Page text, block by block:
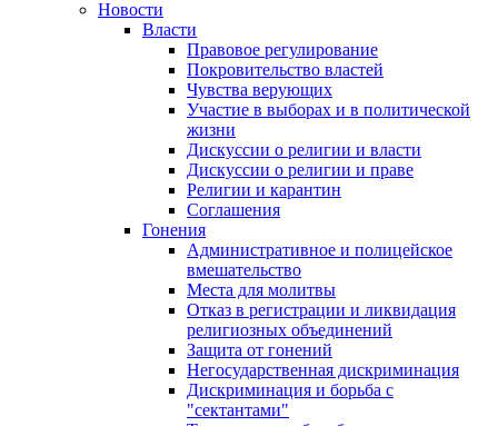
Новости
Власти
Правовое регулирование
Покровительство властей
Чувства верующих
Участие в выборах и в политической
жизни
Дискуссии о религии и власти
Дискуссии о религии и праве
Религии и карантин
Соглашения
Гонения
Административное и полицейское
вмешательство
Места для молитвы
Отказ в регистрации и ликвидация
религиозных объединений
Защита от гонений
Негосударственная дискриминация
Дискриминация и борьба с
"сектантами"